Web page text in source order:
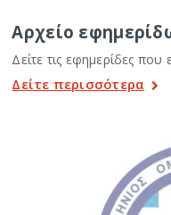
Αρχείο
Δείτε τις εφημερίδες
Δείτε περισσότερα